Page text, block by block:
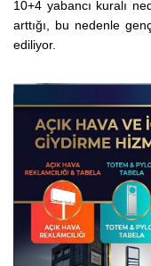
10+4 yabancı kuralı
arttığı, bu nedenle
ediliyor.